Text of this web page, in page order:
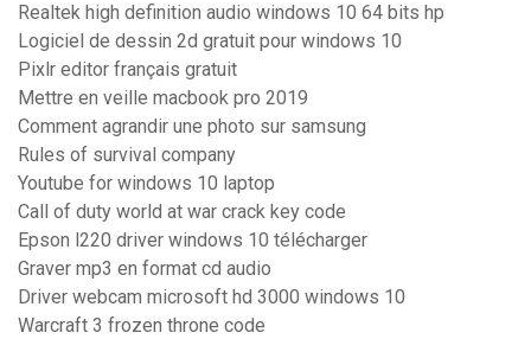
Realtek high definition audio windows 10 64 bits hp
Logiciel de dessin 2d gratuit pour windows 10
Pixlr editor français gratuit
Mettre en veille macbook pro 2019
Comment agrandir une photo sur samsung
Rules of survival company
Youtube for windows 10 laptop
Call of duty world at war crack key code
Epson l220 driver windows 10 télécharger
Graver mp3 en format cd audio
Driver webcam microsoft hd 3000 windows 10
Warcraft 3 frozen throne code